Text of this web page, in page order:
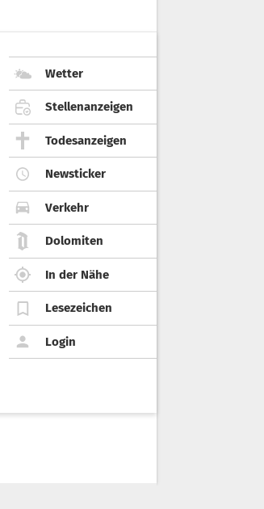
Wetter
Stellenanzeigen
Todesanzeigen
Newsticker
Verkehr
Dolomiten
In der Nähe
Lesezeichen
Login